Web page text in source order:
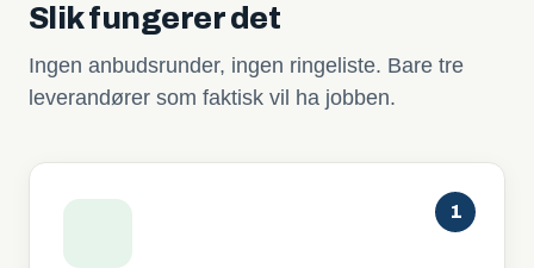
Slik fungerer det
Ingen anbudsrunder, ingen ringeliste. Bare tre
leverandører som faktisk vil ha jobben.
1